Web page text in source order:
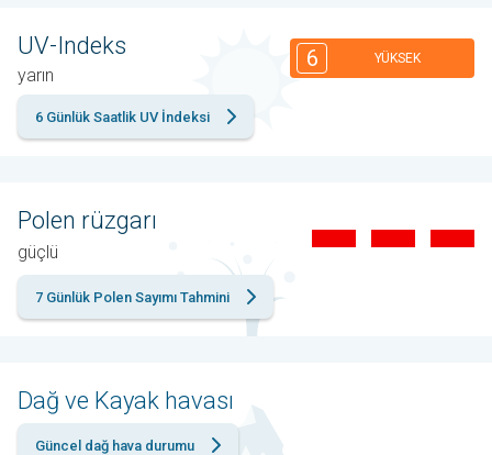
UV-Indeks
yarın
6 YÜKSEK
6 Günlük Saatlik UV İndeksi
Polen rüzgarı
güçlü
7 Günlük Polen Sayımı Tahmini
Dağ ve Kayak havası
Güncel dağ hava durumu